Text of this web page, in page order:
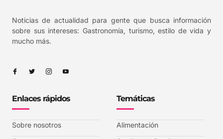
Noticias de actualidad para gente que busca información
sobre sus intereses: Gastronomía, turismo, estilo de vida y
mucho más.
Enlaces rápidos
Sobre nosotros
Temáticas
Alimentación